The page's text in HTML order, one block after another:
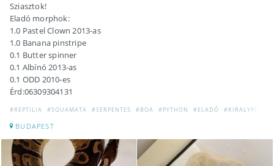
Sziasztok!
Eladó morphok:
1.0 Pastel Clown 2013-as
1.0 Banana pinstripe
0.1 Butter spinner
0.1 Albínó 2013-as
0.1 ODD 2010-es
Érd:06309304131
#REPTILIA #SQUAMATA #SERPENTES #BOA #PYTHON #ELADÓ #KIRALYPITON
BUDAPEST